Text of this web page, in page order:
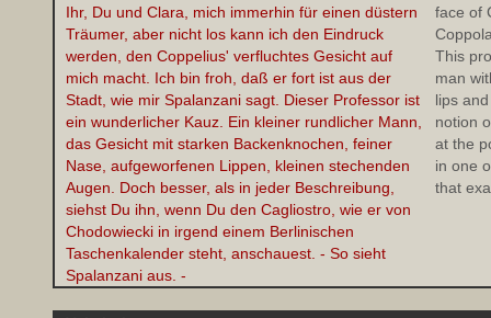
Ihr, Du und Clara, mich immerhin für einen düstern
Träumer, aber nicht los kann ich den Eindruck
werden, den Coppelius' verfluchtes Gesicht auf
mich macht. Ich bin froh, daß er fort ist aus der
Stadt, wie mir Spalanzani sagt. Dieser Professor ist
ein wunderlicher Kauz. Ein kleiner rundlicher Mann,
das Gesicht mit starken Backenknochen, feiner
Nase, aufgeworfenen Lippen, kleinen stechenden
Augen. Doch besser, als in jeder Beschreibung,
siehst Du ihn, wenn Du den Cagliostro, wie er von
Chodowiecki in irgend einem Berlinischen
Taschenkalender steht, anschauest. - So sieht
Spalanzani aus. -
face of
This
man
lips
notion
at the
in one
that